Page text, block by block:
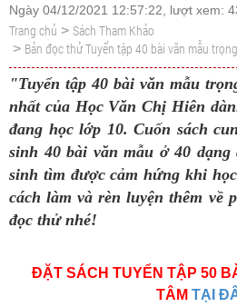
Ngày 04/12/2021 12:57:22, lượt xem:
Trang chủ > Sách Tham Khảo
> Bản đọc thử Tuyển tập 40 bài văn mẫu
"Tuyển tập 40 bài văn mẫu
nhất của Học Văn Chị Hiên
đang học lớp 10. Cuốn sách
sinh 40 bài văn mẫu ở 40
sinh tìm được cảm hứng khi
cách làm và rèn luyện thêm về
đọc thử nhé!
ĐẶT SÁCH TUYỂN TẬP 50
TÂM TẠI